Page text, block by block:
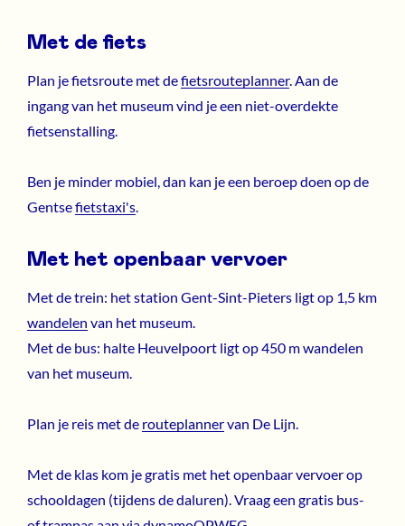
Met de fiets
Plan je fietsroute met defietsrouteplanner. Aan de
ingang van het museum vind je een niet-overdekte
fietsenstalling.
Ben je minder mobiel, dan kan je een beroep doen op de
Gentsefietstaxi's.
Met het openbaar vervoer
Met de trein: het station Gent-Sint-Pieters ligt op 1,5 km
wandelen van het museum.
Met de bus: halte Heuvelpoort ligt op 450 m wandelen
van het museum.
Plan je reis met de routeplannervan De Lijn.
Met de klas kom je gratis met het openbaar vervoer op
schooldagen (tijdens de daluren). Vraag een gratis bus-